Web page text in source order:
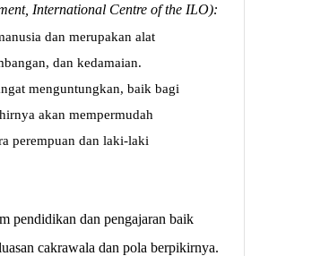
International Centre of the ILO):
dan merupakan alat
dan kedamaian.
menguntungkan, baik bagi
akan mempermudah
perempuan dan laki-laki
pendidikan dan pengajaran baik
cakrawala dan pola berpikirnya.